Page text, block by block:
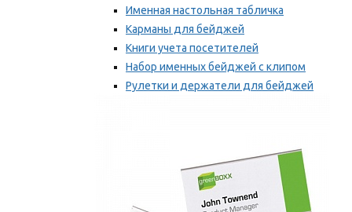
Именная настольная табличка
Карманы для бейджей
Книги учета посетителей
Набор именных бейджей с клипом
Рулетки и держатели для бейджей